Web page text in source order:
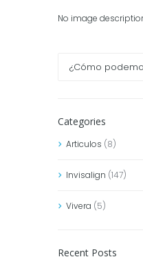
No image
Categories
Articulos (8)
Invisalign (147)
Vivera (5)
Recent Posts